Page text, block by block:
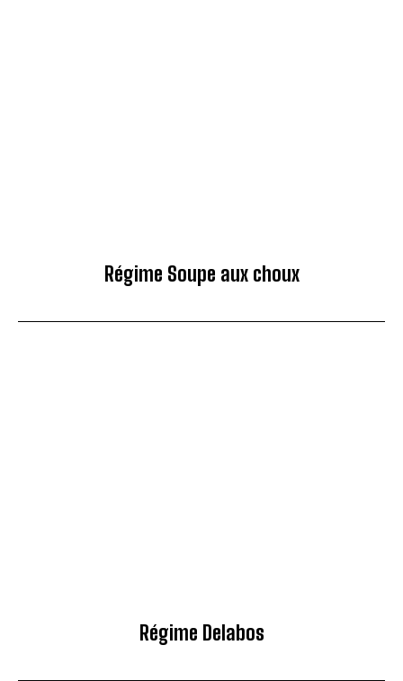
Régime Soupe aux choux
Régime Delabos